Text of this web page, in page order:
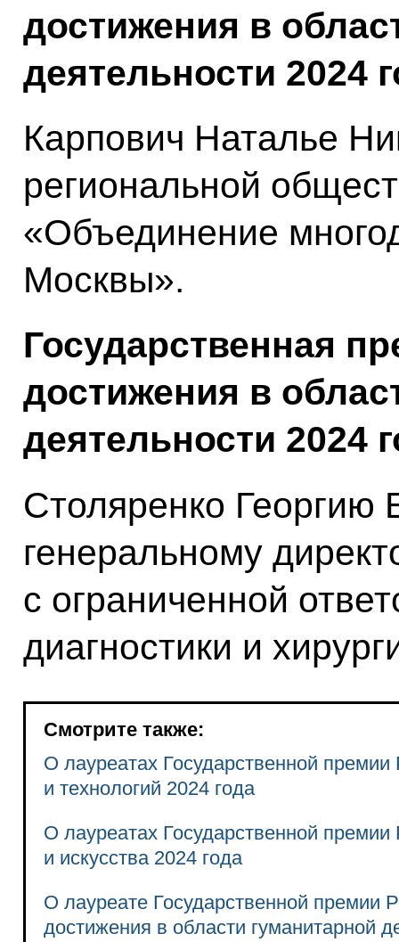
достижения в
деятельности 2024
Карпович Наталье
региональной
«Объединение
Москвы».
Государственная
достижения в
деятельности 2024
Столяренко Георгию
генеральному
с ограниченной
диагностики и
Смотрите также:
О лауреатах Государственной
и технологий 2024 года
О лауреатах Государственной
и искусства 2024 года
О лауреате Государственной
достижения в области гуманитарной